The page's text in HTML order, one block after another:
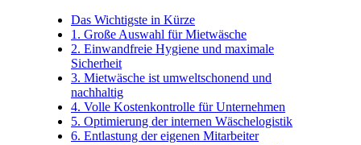
Das Wichtigste in Kürze
1. Große Auswahl für Mietwäsche
2. Einwandfreie Hygiene und maximale
Sicherheit
3. Mietwäsche ist umweltschonend und
nachhaltig
4. Volle Kostenkontrolle für Unternehmen
5. Optimierung der internen Wäschelogistik
6. Entlastung der eigenen Mitarbeiter